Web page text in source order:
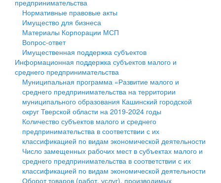
Государственные услуги
Промышленность и АПК
Экономика и бизнес
...
Символика
Устав
Гостям округа
Туризм
Культура
Образование
Здравоохранение
Социальная защита
Фотоальбом
муниципального округа Тверской области
Администрация Кашинского муниципального округа
Тверской области
Управление сельскими территориями
Открытые данные
Работа с обращениями граждан
Муниципальный контроль
Муниципальные услуги
Проекты административных регламентов
Финансовое управление
Бюджет для граждан
Имущество
Выявление правообладателей ранее учтенных
объектов недвижимости
Имущественная поддержка субъектов малого и
среднего предпринимательства
Информационная поддержка субъектов малого и
среднего предпринимательства
предпринимательства
Нормативные правовые акты
Имущество для бизнеса
Материалы Корпорации МСП
Вопрос-ответ
Имущественная поддержка субъектов
Информационная поддержка субъектов малого и
среднего предпринимательства
Муниципальная программа «Развитие малого и
среднего предпринимательства на территории
муниципального образования Кашинский городской
округ Тверской области на 2019-2024 годы
Количество субъектов малого и среднего
предпринимательства в соответствии с их
классификацией по видам экономической деятельности
Число замещенных рабочих мест в субъектах малого и
среднего предпринимательства в соответствии с их
классификацией по видам экономической деятельности
Оборот товаров (работ, услуг), производимых